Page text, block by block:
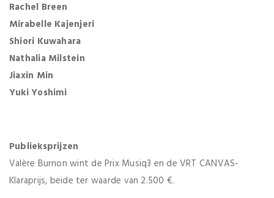
Rachel Breen
Mirabelle Kajenjeri
Shiori Kuwahara
Nathalia Milstein
Jiaxin Min
Yuki Yoshimi
Publieksprijzen
Valère Burnon wint de Prix Musiq3 en de VRT CANVAS-
Klaraprijs, beide ter waarde van 2.500 €.